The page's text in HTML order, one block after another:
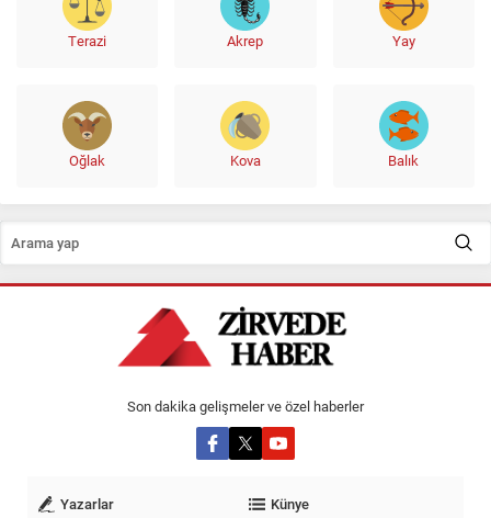
Terazi Akrep Yay
Oğlak Kova Balık
Son dakika gelişmeler ve özel haberler
Yazarlar Künye